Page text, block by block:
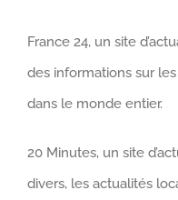
France 24, un site
des informations sur
dans le monde entier.
20 Minutes, un site
divers, les actualités